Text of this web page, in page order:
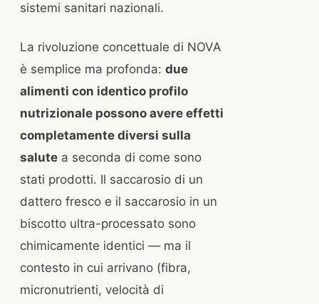
sistemi sanitari nazionali.
La rivoluzione concettuale di NOVA
è semplice ma profonda: due
alimenti con identico profilo
nutrizionale possono avere effetti
completamente diversi sulla
salute a seconda di come sono
stati prodotti. Il saccarosio di un
dattero fresco e il saccarosio in un
biscotto ultra-processato sono
chimicamente identici — ma il
contesto in cui arrivano (fibra,
micronutrienti, velocità di